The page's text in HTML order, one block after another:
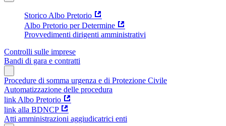
Storico Albo Pretorio
Albo Pretorio per Determine
Provvedimenti dirigenti amministrativi
Controlli sulle imprese
Bandi di gara e contratti
Procedure di somma urgenza e di Protezione Civile
Automatizzazione delle procedura
link Albo Pretorio
link alla BDNCP
Atti amministrazioni aggiudicatrici enti